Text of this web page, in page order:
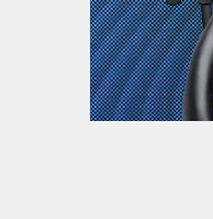
Slaven Gajdek
MTC - Moto Tour Croatia
Vikend vožnje
Zanimljivost